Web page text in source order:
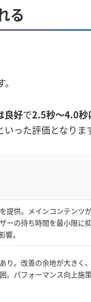
る
良好で2.5秒〜4.0秒
いった評価となりま
提供。メインコンテンツ
ーの待ち時間を最小限に
響。
り。改善の余地が大きく
。パフォーマンス向上施